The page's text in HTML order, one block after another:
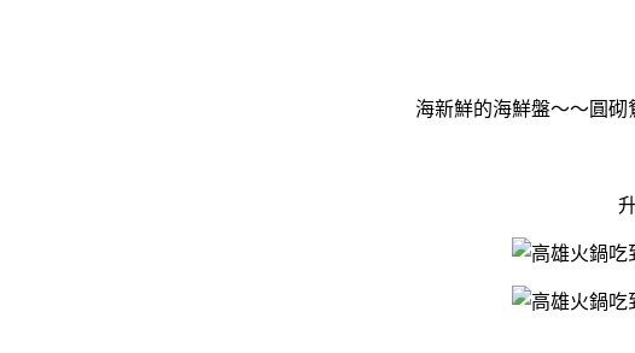
海新鮮的海鮮盤～～圓